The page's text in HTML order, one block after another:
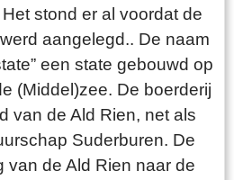
stond er al voordat de
aangelegd.. De naam
een state gebouwd op
(Middel)zee. De boerderij
van de Ald Rien, net als
Suderburen. De
van de Ald Rien naar de